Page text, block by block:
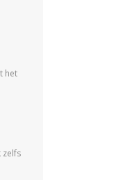
het
zelfs